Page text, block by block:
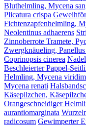
Bluthelmling, Mycena
Plicatura crispa
Fichtenzapfenhelmling,
Neolentinus adhaerens
Zinnoberrote Tramete,
Zwergknäueling,
Coprinopsis cinerea
Beschleierter Pappel-
Helmling, Mycena
Mycena renati
Käsepilzchen,
Orangeschneidiger
aurantiomarginata
radicosum Gewimperter